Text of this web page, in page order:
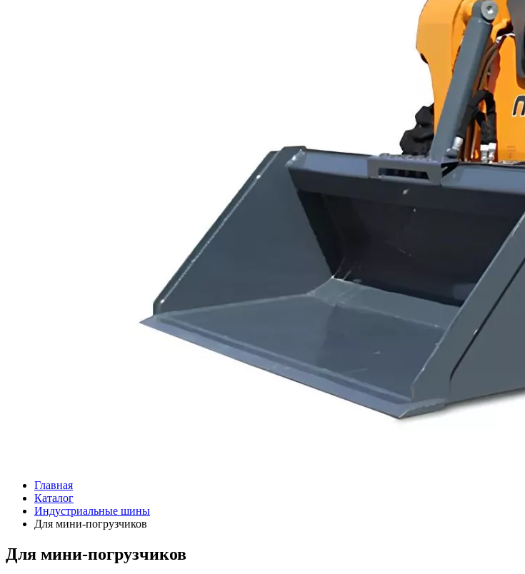
Главная
Каталог
Индустриальные шины
Для мини-погрузчиков
Для мини-погрузчиков